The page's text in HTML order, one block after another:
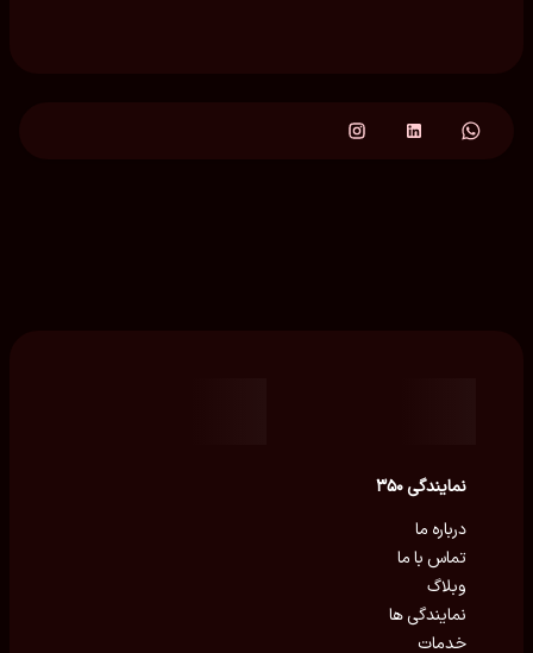
نمایندگی ۳۵۰
درباره ما
تماس با ما
وبلاگ
نمایندگی ها
خدمات